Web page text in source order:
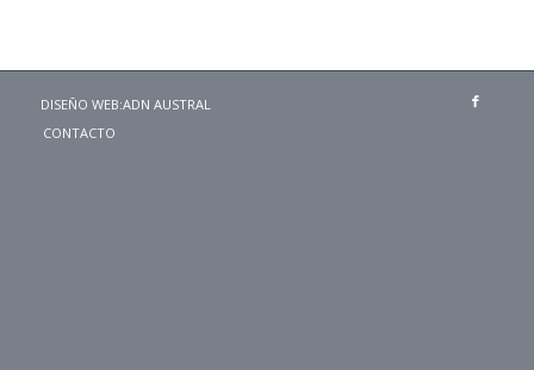
DISEÑO WEB:ADN AUSTRAL
CONTACTO